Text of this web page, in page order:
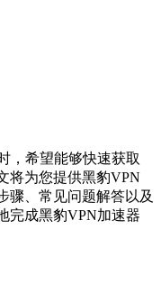
，希望能够快速获取
将为您提供黑豹VPN
骤、常见问题解答以及
完成黑豹VPN加速器